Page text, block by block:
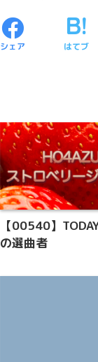
シェア はてブ
【00540】
の選曲者